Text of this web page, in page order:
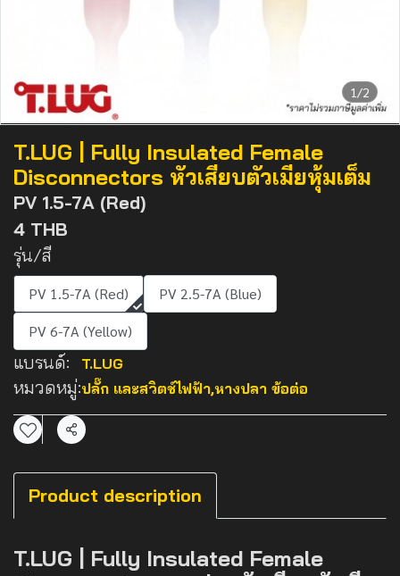
1/2
T.LUG | Fully Insulated Female
Disconnectors หัวเสียบตัวเมียหุ้มเต็ม
PV 1.5-7A (Red)
4 THB
รุ่น/สี
PV 1.5-7A (Red)
PV 2.5-7A (Blue)
PV 6-7A (Yellow)
แบรนด์: T.LUG
หมวดหมู่:ปลั๊ก และสวิตช์ไฟฟ้า,หางปลา ข้อต่อ
แชร์
Product description
T.LUG | Fully Insulated Female